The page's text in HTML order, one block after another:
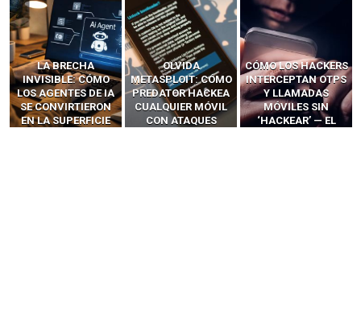
LA BRECHA
INVISIBLE: CÓMO
LOS AGENTES DE IA
SE CONVIRTIERON
EN LA SUPERFICIE
OLVIDA
METASPLOIT: CÓMO
PREDATOR HACKEA
CUALQUIER MÓVIL
CON ATAQUES
CÓMO LOS HACKERS
INTERCEPTAN OTPS
Y LLAMADAS
MÓVILES SIN
‘HACKEAR’ — EL